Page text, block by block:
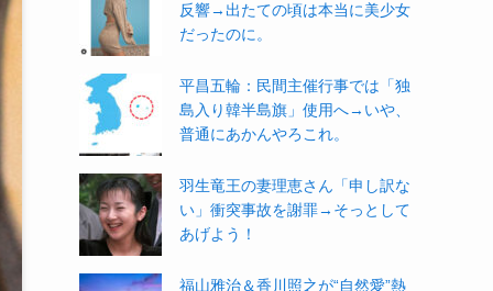
反響→出たての頃は本当に美少女
だったのに。
平昌五輪：民間主催行事では「独
島入り韓半島旗」使用へ→いや、
普通にあかんやろこれ。
羽生竜王の妻理恵さん「申し訳な
い」衝突事故を謝罪→そっとして
あげよう！
福山雅治＆香川照之が“自然愛”熱